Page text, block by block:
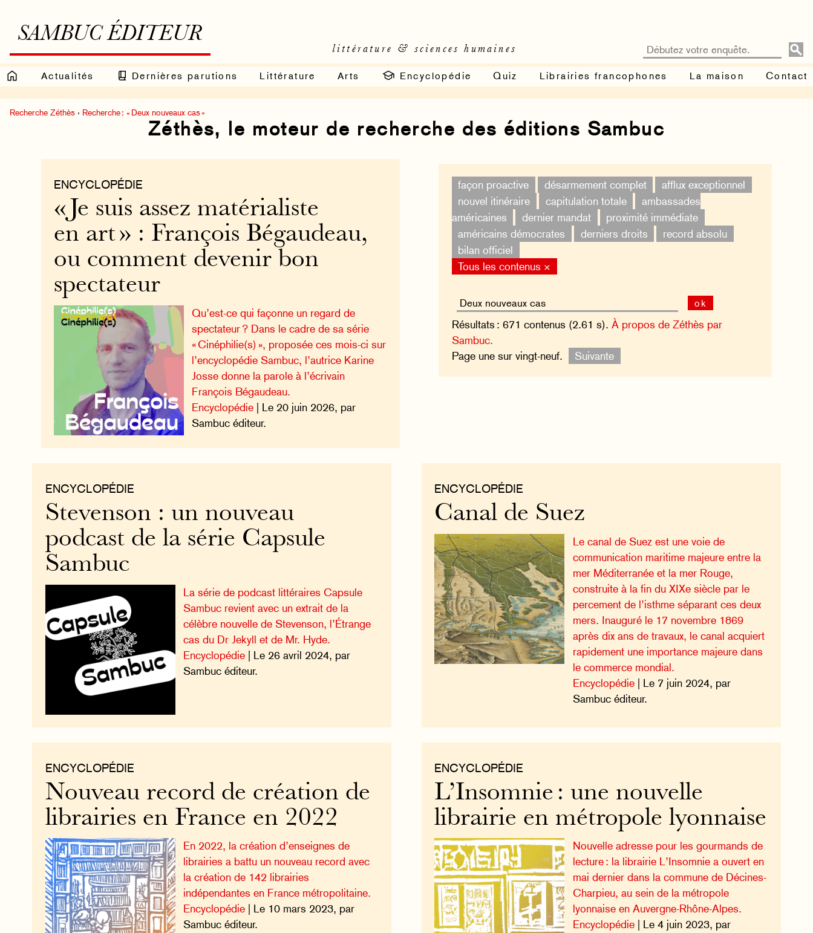
SAMBUC ÉDITEUR
littérature & sciences humaines
Actualités Dernières parutions Littérature Arts Encyclopédie Quiz Librairies francophones La maison Contact
Recherche Zéthès › Recherche : « Deux nouveaux cas »
Zéthès, le moteur de recherche des éditions Sambuc
façon proactive désarmement complet
afflux exceptionnel
nouvel itinéraire
capitulation totale
ambassades
américaines
dernier mandat
proximité immédiate
américains démocrates
derniers droits
record absolu
bilan officiel
Tous les contenus ×
ok
Résultats : 671 contenus (2.61 s). À propos de Zéthès par
Sambuc.
Page une sur vingt-neuf.
Suivante
ENCYCLOPÉDIE
« Je suis assez matérialiste
en art » : François Bégaudeau,
ou comment devenir bon
spectateur
Qu’est-ce qui façonne un regard de
spectateur ? Dans le cadre de sa série
« Cinéphilie(s) », proposée ces mois-ci sur
l’encyclopédie Sambuc, l’autrice Karine
Josse donne la parole à l’écrivain
François Bégaudeau.
Encyclopédie | Le 20 juin 2026, par
Sambuc éditeur.
ENCYCLOPÉDIE
Canal de Suez
Le canal de Suez est une voie de
communication maritime majeure entre la
mer Méditerranée et la mer Rouge,
construite à la fin du XIXe siècle par le
percement de l’isthme séparant ces deux
mers. Inauguré le 17 novembre 1869
après dix ans de travaux, le canal acquiert
rapidement une importance majeure dans
le commerce mondial.
Encyclopédie| Le 7 juin 2024, par
Sambuc éditeur.
ENCYCLOPÉDIE
Stevenson : un nouveau
podcast de la série Capsule
Sambuc
La série de podcast littéraires Capsule
Sambuc revient avec un extrait de la
célèbre nouvelle de Stevenson, l’Étrange
cas du Dr Jekyll et de Mr. Hyde.
Encyclopédie | Le 26 avril 2024, par
Sambuc éditeur.
ENCYCLOPÉDIE
L’Insomnie : une nouvelle
librairie en métropole lyonnaise
Nouvelle adresse pour les gourmands de
lecture : la librairie L’Insomnie a ouvert en
mai dernier dans la commune de Décines-
Charpieu, au sein de la métropole
lyonnaise en Auvergne-Rhône-Alpes.
Encyclopédie| Le 4 juin 2023, par
ENCYCLOPÉDIE
Nouveau record de création de
librairies en France en 2022
En 2022, la création d’enseignes de
librairies a battu un nouveau record avec
la création de 142 librairies
indépendantes en France métropolitaine.
Encyclopédie | Le 10 mars 2023, par
Sambuc éditeur.